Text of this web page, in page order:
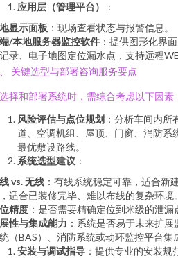
应用层（管理平台）
：
显示面板 ：现场查看状态与报警信息。
/本地服务器监控软件 ：提供图形化界
录、电子地图定位漏水点，支持远程
关键选型与部署咨询服务要点
择和部署系统时，需综合考虑以下因素
风险评估与点位规划 ：分析车间内
道、空调机组、屋顶、门窗、消防系
最优敷设路线。
系统选型建议 ：
vs. 无线 ：有线系统稳定可靠，适合新
适合已装修完毕、难以布线的复杂环境。
精度 ：是否需要精确定位到米级的泄漏
性与集成能力 ：系统是否易于未来扩
（BAS）、消防系统或动环监控平台集
安装与调试指导 ：提供专业的安装